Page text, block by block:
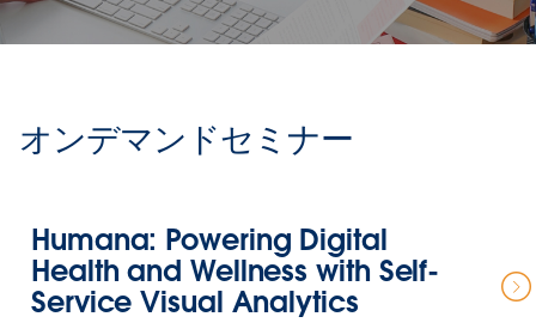
オンデマンドセミナー
Humana: Powering Digital
Health and Wellness with Self-
Service Visual Analytics